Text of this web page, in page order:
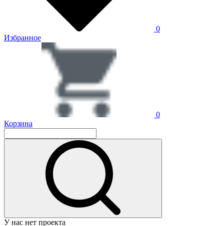
0
Избранное
0
Корзина
У нас нет проекта